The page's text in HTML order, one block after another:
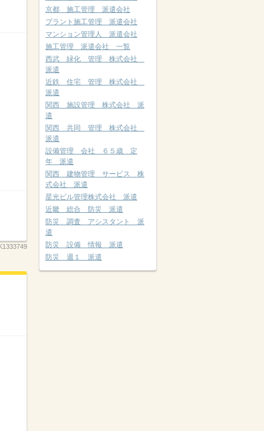
京都 施工管理 派遣会社
プラント施工管理 派遣会社
マンション管理人 派遣会社
施工管理 派遣会社 一覧
西武 緑化 管理 株式会社
派遣
近鉄 住宅 管理 株式会社
派遣
関西 施設管理 株式会社 派
遣
関西 共同 管理 株式会社
派遣
設備管理 会社 ６５歳 定
年 派遣
関西 建物管理 サービス 株
式会社 派遣
星光ビル管理株式会社 派遣
近畿 総合 防災 派遣
防災 調査 アシスタント 派
遣
防災 設備 情報 派遣
防災 週１ 派遣